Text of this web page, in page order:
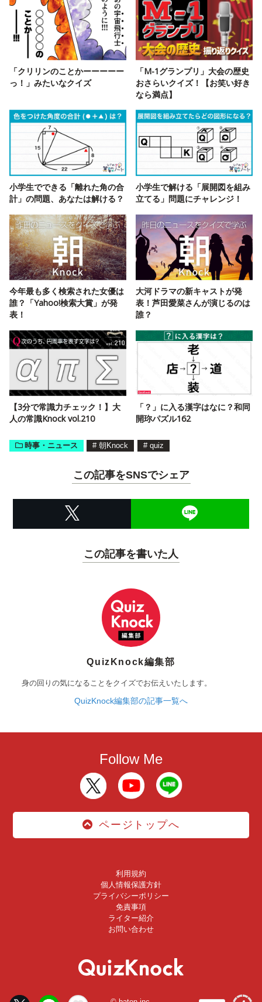
「クリリンのことかーーーーー
っ！」みたいなクイズ
「M-1グランプリ」大会の歴史
おさらいクイズ！【お笑い好き
なら満点】
小学生でできる「離れた角の合
計」の問題、あなたは解ける？
小学生で解ける「展開図を組み
立てる」問題にチャレンジ！
今年最も多く検索された女優は
誰？「Yahoo!検索大賞」が発
表！
大河ドラマの新キャストが発
表！芦田愛菜さんが演じるのは
誰？
【3分で常識力チェック！】大
人の常識Knock vol.210
「？」に入る漢字はなに？和同
開珎パズル162
時事・ニュース # 朝Knock # quiz
この記事をSNSでシェア
この記事を書いた人
QuizKnock編集部
身の回りの気になることをクイズでお伝えいたします。
QuizKnock編集部の記事一覧へ
Follow Me
ページトップへ
利用規約
個人情報保護方針
プライバシーポリシー
免責事項
ライター紹介
お問い合わせ